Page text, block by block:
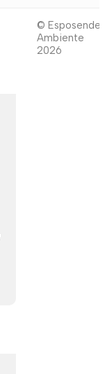
© Esposende
Ambiente
2026